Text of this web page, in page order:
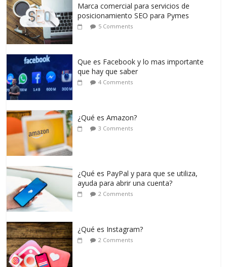
Marca comercial para servicios de
posicionamiento SEO para Pymes
5 Comments
Que es Facebook y lo mas importante
que hay que saber
4 Comments
¿Qué es Amazon?
3 Comments
¿Qué es PayPal y para que se utiliza,
ayuda para abrir una cuenta?
2 Comments
¿Qué es Instagram?
2 Comments